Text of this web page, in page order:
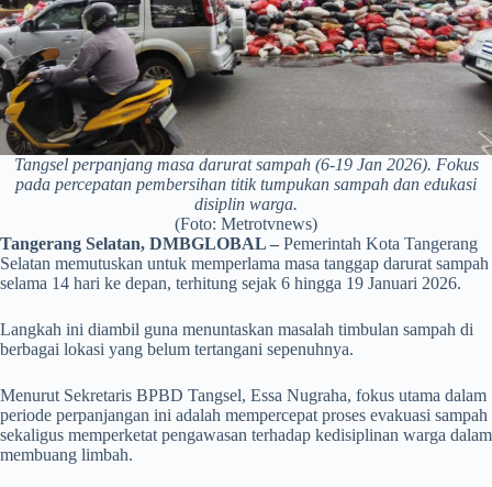
Tangsel perpanjang masa darurat sampah (6-19 Jan 2026). Fokus
pada percepatan pembersihan titik tumpukan sampah dan edukasi
disiplin warga.
(Foto: Metrotvnews)
Tangerang Selatan, DMBGLOBAL – Pemerintah Kota Tangerang
Selatan memutuskan untuk memperlama masa tanggap darurat sampah
selama 14 hari ke depan, terhitung sejak 6 hingga 19 Januari 2026.
Langkah ini diambil guna menuntaskan masalah timbulan sampah di
berbagai lokasi yang belum tertangani sepenuhnya.
Menurut Sekretaris BPBD Tangsel, Essa Nugraha, fokus utama dalam
periode perpanjangan ini adalah mempercepat proses evakuasi sampah
sekaligus memperketat pengawasan terhadap kedisiplinan warga dalam
membuang limbah.